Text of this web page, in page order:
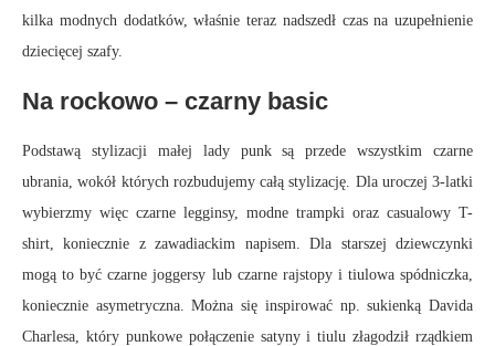
kilka modnych dodatków, właśnie teraz nadszedł czas na uzupełnienie
dziecięcej szafy.
Na rockowo – czarny basic
Podstawą stylizacji małej lady punk są przede wszystkim czarne
ubrania, wokół których rozbudujemy całą stylizację. Dla uroczej 3-latki
wybierzmy więc czarne legginsy, modne trampki oraz casualowy T-
shirt, koniecznie z zawadiackim napisem. Dla starszej dziewczynki
mogą to być czarne joggersy lub czarne rajstopy i tiulowa spódniczka,
koniecznie asymetryczna. Można się inspirować np. sukienką Davida
Charlesa, który punkowe połączenie satyny i tiulu złagodził rządkiem